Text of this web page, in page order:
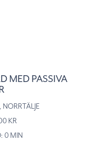
MED PASSIVA
, NORRTÄLJE
KR
0 MIN